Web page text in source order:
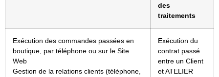
des
traitements
Exécution des commandes passées en
boutique, par téléphone ou sur le Site
Web
Gestion de la relations clients (téléphone,
Exécution du
contrat passé
entre un Client
et ATELIER